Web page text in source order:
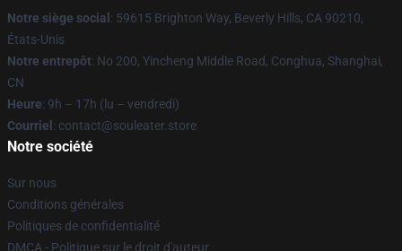
Notre siège social : 59615 Brighton Way, Beverly Hills, CA 90210,
États-Unis
Notre entrepôt: No 200, Yincheng Middle Road, Conghua, Shanghai,
CN
Heure: 9h – 17h (lu – vendredi)
Courriel : contact@souleater.store
Notre société
Sur nous
Conditions générales
Politiques de confidentialité
DMCA - Politique sur le droit d'auteur